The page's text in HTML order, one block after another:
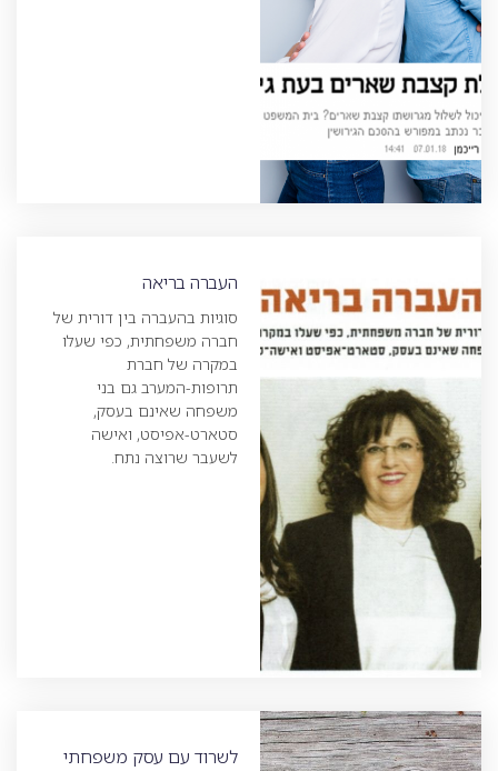
העברה בריאה
סוגיות בהעברה בין דורית של
חברה משפחתית, כפי שעלו
במקרה של חברת
תרופות-המערב גם בני
משפחה שאינם בעסק,
סטארט-אפיסט, ואישה
לשעבר שרוצה נתח.
לשרוד עם עסק משפחתי